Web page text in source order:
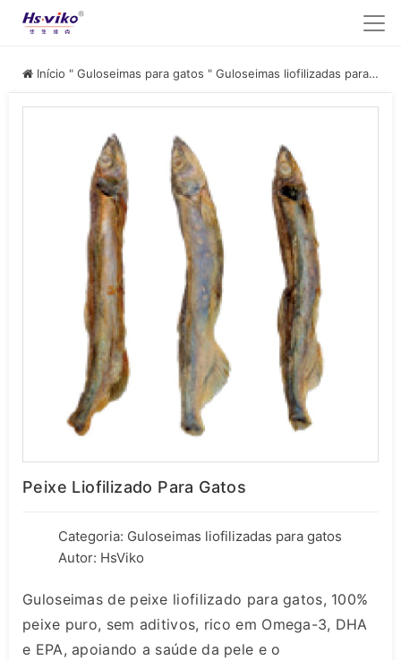
Início " Guloseimas para gatos " Guloseimas liofilizadas para gatos
Peixe Liofilizado Para Gatos
Categoria: Guloseimas liofilizadas para gatos
Autor: HsViko
Guloseimas de peixe liofilizado para gatos, 100%
peixe puro, sem aditivos, rico em Omega-3, DHA
e EPA, apoiando a saúde da pele e o